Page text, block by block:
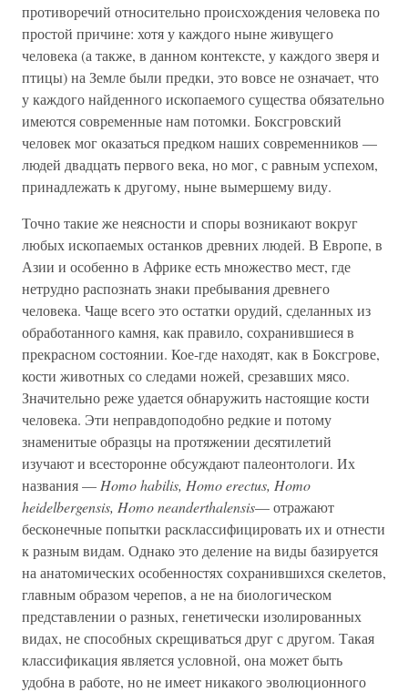
противоречий относительно происхождения человека по
простой причине: хотя у каждого ныне живущего
человека (а также, в данном контексте, у каждого зверя и
птицы) на Земле были предки, это вовсе не означает, что
у каждого найденного ископаемого существа обязательно
имеются современные нам потомки. Боксгровский
человек мог оказаться предком наших современников —
людей двадцать первого века, но мог, с равным успехом,
принадлежать к другому, ныне вымершему виду.
Точно такие же неясности и споры возникают вокруг
любых ископаемых останков древних людей. В Европе, в
Азии и особенно в Африке есть множество мест, где
нетрудно распознать знаки пребывания древнего
человека. Чаще всего это остатки орудий, сделанных из
обработанного камня, как правило, сохранившиеся в
прекрасном состоянии. Кое-где находят, как в Боксгрове,
кости животных со следами ножей, срезавших мясо.
Значительно реже удается обнаружить настоящие кости
человека. Эти неправдоподобно редкие и потому
знаменитые образцы на протяжении десятилетий
изучают и всесторонне обсуждают палеонтологи. Их
названия — Homo habilis, Homo erectus, Homo
heidelbergensis, Homo neanderthalensis— отражают
бесконечные попытки расклассифицировать их и отнести
к разным видам. Однако это деление на виды базируется
на анатомических особенностях сохранившихся скелетов,
главным образом черепов, а не на биологическом
представлении о разных, генетически изолированных
видах, не способных скрещиваться друг с другом. Такая
классификация является условной, она может быть
удобна в работе, но не имеет никакого эволюционного